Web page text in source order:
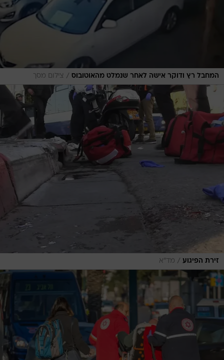
המחבל רץ ודוקר אישה לאחר שנמלט מהאוטובוס / צילום מסך
זירת הפיגוע / מד"א